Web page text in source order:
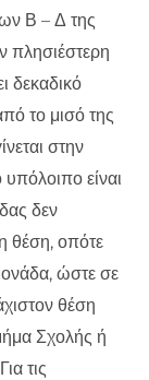
Β – Δ της
πλησιέστερη
δεκαδικό
το μισό της
στην
είναι
δεν
θέση, οπότε
ώστε σε
θέση
Σχολής ή
τις